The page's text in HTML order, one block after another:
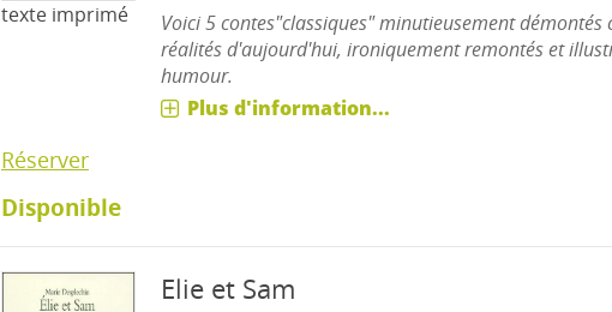
texte imprimé
Voici 5 contes"classiques" minutieusement démontés
réalités d'aujourd'hui, ironiquement remontés et
humour.
Plus d'information...
Réserver
Disponible
Elie et Sam